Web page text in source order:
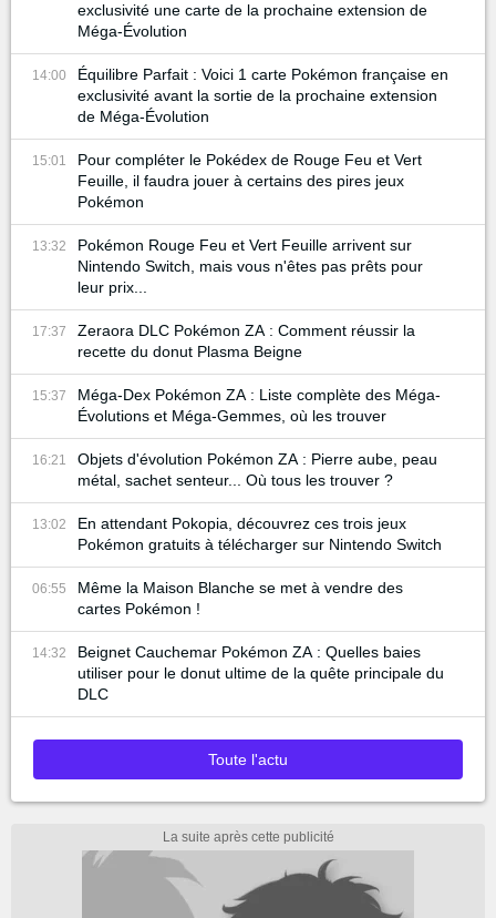
exclusivité une carte de la prochaine extension de
Méga-Évolution
14:00
Équilibre Parfait : Voici 1 carte Pokémon française en
exclusivité avant la sortie de la prochaine extension
de Méga-Évolution
15:01
Pour compléter le Pokédex de Rouge Feu et Vert
Feuille, il faudra jouer à certains des pires jeux
Pokémon
13:32
Pokémon Rouge Feu et Vert Feuille arrivent sur
Nintendo Switch, mais vous n'êtes pas prêts pour
leur prix...
17:37
Zeraora DLC Pokémon ZA : Comment réussir la
recette du donut Plasma Beigne
15:37
Méga-Dex Pokémon ZA : Liste complète des Méga-
Évolutions et Méga-Gemmes, où les trouver
16:21
Objets d'évolution Pokémon ZA : Pierre aube, peau
métal, sachet senteur... Où tous les trouver ?
13:02
En attendant Pokopia, découvrez ces trois jeux
Pokémon gratuits à télécharger sur Nintendo Switch
06:55
Même la Maison Blanche se met à vendre des
cartes Pokémon !
14:32
Beignet Cauchemar Pokémon ZA : Quelles baies
utiliser pour le donut ultime de la quête principale du
DLC
Toute l'actu